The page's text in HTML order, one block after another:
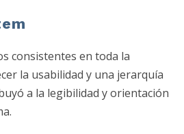
consistentes en toda la
la usabilidad y una jerarquía
a la legibilidad y orientación